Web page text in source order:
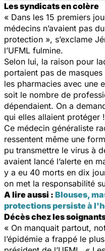
Les syndicats en colère
« Dans les 15 premiers
médecins n’avaient pas
protection », s’exclame
l’UFML fulmine.
Selon lui, la raison pour
portaient pas de
les pharmacies avec une
soit le nombre de
dépendaient. On a
qui elles allaient protéger
Ce médecin généraliste
ressentent même une
pu transmettre le virus à
avaient lancé l’alerte en
y a eu 40 morts en dix
on met la responsabilité
A lire aussi : Blouses,
protections persiste à
Décès chez les
« On manquait partout,
l’épidémie a frappé le